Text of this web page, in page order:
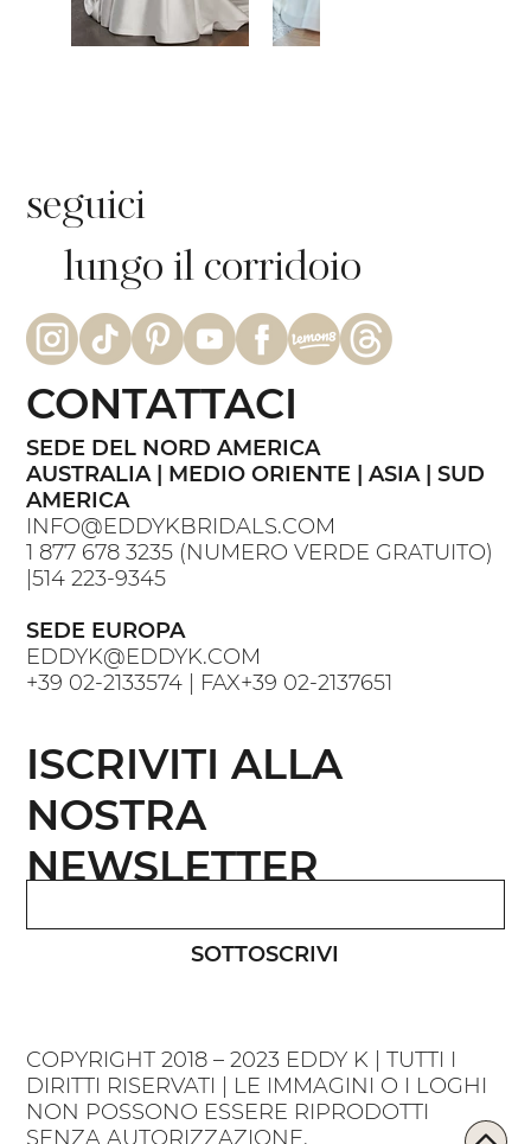
COPYRIGHT 2018 – 2023 EDDY K | TUTTI I
DIRITTI RISERVATI | LE IMMAGINI O I LOGHI
NON POSSONO ESSERE RIPRODOTTI
SENZA AUTORIZZAZIONE.
seguici
lungo il corridoio
SEDE DEL NORD AMERICA
AUSTRALIA | MEDIO ORIENTE | ASIA | SUD
AMERICA
INFO@EDDYKBRIDALS.COM
1 877 678 3235 (NUMERO VERDE GRATUITO)
|514 223-9345
SEDE EUROPA
EDDYK@EDDYK.COM
+39 02-2133574 | FAX+39 02-2137651
CONTATTACI
SOTTOSCRIVI
ISCRIVITI ALLA
NOSTRA
NEWSLETTER